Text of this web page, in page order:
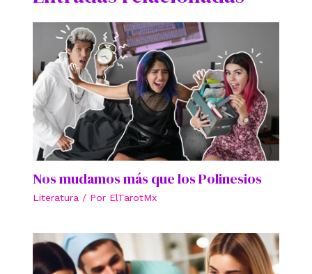
Nos mudamos más que los Polinesios
Literatura / Por ElTarotMx